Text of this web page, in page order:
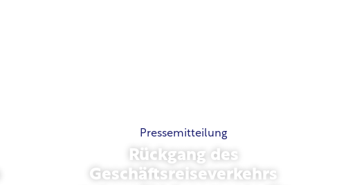
Pressemitteilung
Rückgang des
Geschäftsreiseverkehrs